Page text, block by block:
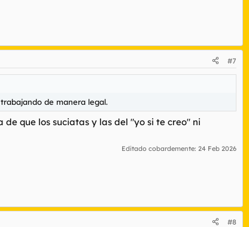
#7
de manera legal.
que los suciatas y las del "yo si te creo" ni
Editado cobardemente: 24 Feb 2026
#8